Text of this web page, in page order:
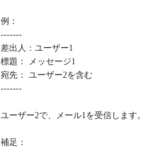
例：
-------
差出人：ユーザー1
標題： メッセージ1
宛先： ユーザー2を含む
-------
ユーザー2で、メール1を受信します。
補足：